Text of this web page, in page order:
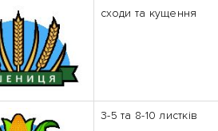
сходи та кущення
3-5 та 8-10 листків